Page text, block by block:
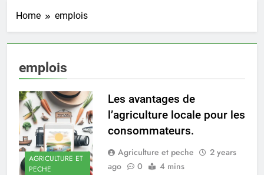
Home emplois
emplois
AGRICULTURE ET
PECHE
Les avantages de
l’agriculture locale pour les
consommateurs.
Agriculture et peche
2 years
ago
0 4 mins